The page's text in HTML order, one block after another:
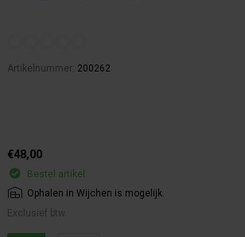
Artikelnummer: 200262
€48,00
Bestel artikel.
Ophalen in Wijchen is mogelijk.
Exclusief btw.